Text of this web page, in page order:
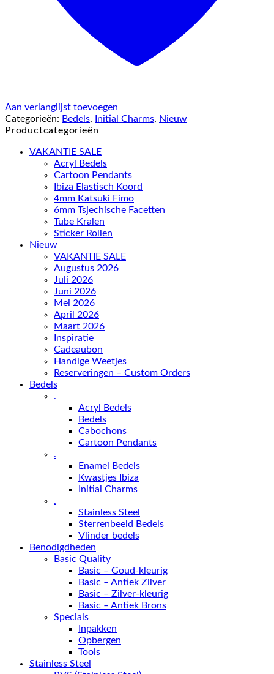
Aan verlanglijst toevoegen
Categorieën: Bedels, Initial Charms, Nieuw
Productcategorieën
VAKANTIE SALE
Acryl Bedels
Cartoon Pendants
Ibiza Elastisch Koord
4mm Katsuki Fimo
6mm Tsjechische Facetten
Tube Kralen
Sticker Rollen
Nieuw
VAKANTIE SALE
Augustus 2026
Juli 2026
Juni 2026
Mei 2026
April 2026
Maart 2026
Inspiratie
Cadeaubon
Handige Weetjes
Reserveringen – Custom Orders
Bedels
.
Acryl Bedels
Bedels
Cabochons
Cartoon Pendants
.
Enamel Bedels
Kwastjes Ibiza
Initial Charms
.
Stainless Steel
Sterrenbeeld Bedels
Vlinder bedels
Benodigdheden
Basic Quality
Basic – Goud-kleurig
Basic – Antiek Zilver
Basic – Zilver-kleurig
Basic – Antiek Brons
Specials
Inpakken
Opbergen
Tools
Stainless Steel